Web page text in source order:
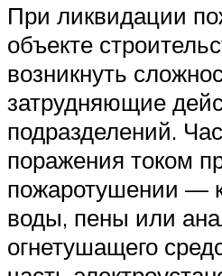
При ликвидации
объекте
возникнуть
затрудняющие
подразделений.
поражения током
пожаротушении —
воды, пены или
огнетушащего